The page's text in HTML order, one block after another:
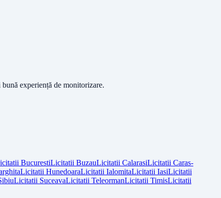
experiență de monitorizare.
BucurestiLicitatii BuzauLicitatii CalarasiLicitatii Caras-
Licitatii HunedoaraLicitatii IalomitaLicitatii IasiLicitatii
Licitatii SuceavaLicitatii TeleormanLicitatii TimisLicitatii